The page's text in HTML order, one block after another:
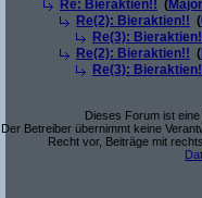
Re: Bieraktien!! (Major
Re(2): Bieraktien!! (
Re(3):
Re(2): Bieraktien!! (
Re(3):
Dieses Forum ist
Der Betreiber übernimmt keine
Recht vor, Beiträge mit